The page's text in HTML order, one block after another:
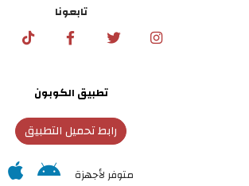
تابعونا
تطبيق الكوبون
رابط تحميل التطبيق
متوفر لأجهزة